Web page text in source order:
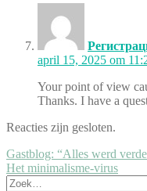
april 15, 2025 om
Your point of view
Thanks. I have a
Reacties zijn gesloten.
Bericht
navigatie
Gastblog: “Alles werd
Het minimalisme-virus
Zoek